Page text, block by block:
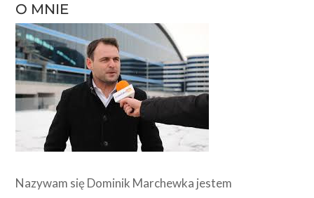
O MNIE
Nazywam się Dominik Marchewka jestem